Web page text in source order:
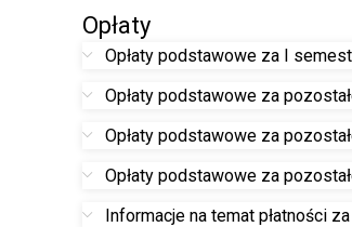
Opłaty
Opłaty podstawowe za I
Opłaty podstawowe za
Opłaty podstawowe za
Opłaty podstawowe za
Informacje na temat płatności